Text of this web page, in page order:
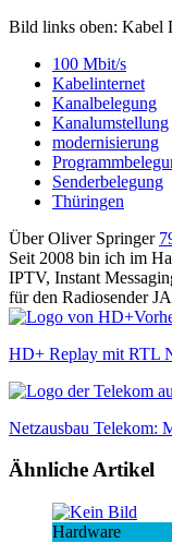
Bild links oben: Kabel
100 Mbit/s
Kabelinternet
Kanalbelegung
Kanalumstellung
modernisierung
Senderbelegung
Thüringen
Über Oliver Springer
Seit 2008 bin ich im
IPTV, Instant
für den Radiosender
HD+ Replay mit RTL
Netzausbau Telekom:
Ähnliche Artikel
Hardware